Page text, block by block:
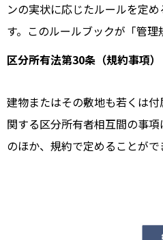
ンの実状に応じたルールを定
す。このルールブックが「管理
区分所有法第30条（規約事項）
建物またはその敷地も若くは
関する区分所有者相互間の事
のほか、規約で定めることがで